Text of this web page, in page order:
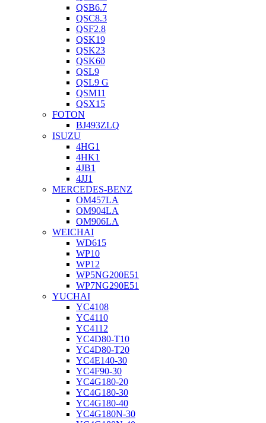
QSB6.7
QSC8.3
QSF2.8
QSK19
QSK23
QSK60
QSL9
QSL9 G
QSM11
QSX15
FOTON
BJ493ZLQ
ISUZU
4HG1
4HK1
4JB1
4JJ1
MERCEDES-BENZ
OM457LA
OM904LA
OM906LA
WEICHAI
WD615
WP10
WP12
WP5NG200E51
WP7NG290E51
YUCHAI
YC4108
YC4110
YC4112
YC4D80-T10
YC4D80-T20
YC4E140-30
YC4F90-30
YC4G180-20
YC4G180-30
YC4G180-40
YC4G180N-30